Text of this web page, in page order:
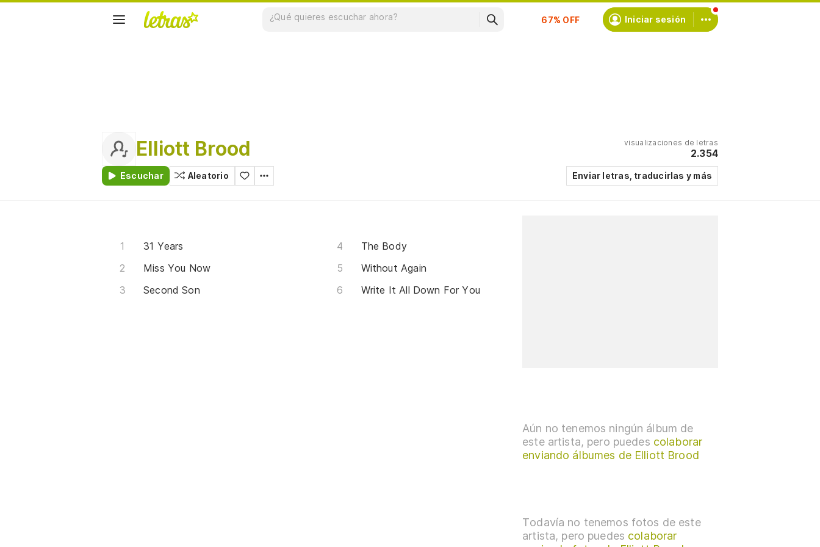
Suscríbete Iniciar sesión
Elliott Brood
Escuchar Aleatorio
visualizaciones de letras
2.354
Enviar letras, traducirlas y más
31 Years
Miss You Now
Second Son
The Body
Without Again
Write It All Down For You
Aún no tenemos ningún álbum de
este artista, pero puedes colaborar
enviando álbumes de Elliott Brood
Todavía no tenemos fotos de este
artista, pero puedes colaborar